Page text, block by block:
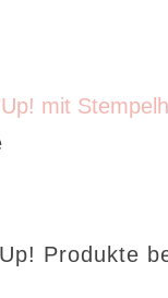
Produkte